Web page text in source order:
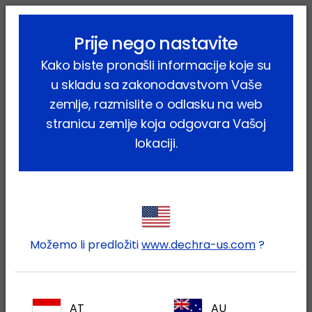
lock_outline search menu
Proizvodi
Farmaceutski proizvodi
Oxytocin
lockPrijavite se na Vaš Dechra
Prije nego nastavite
Kako biste pronašli informacije koje su
u skladu sa zakonodavstvom Vaše
zemlje, razmislite o odlasku na web
stranicu zemlje koja odgovara Vašoj
lokaciji.
Možemo li predložitiwww.dechra-us.com?
AT AU